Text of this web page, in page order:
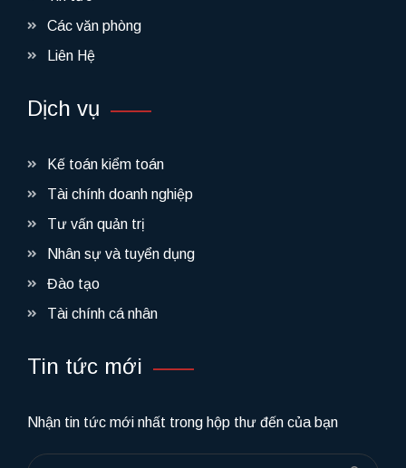
Các văn phòng
Liên Hệ
Dịch vụ
Kế toán kiểm toán
Tài chính doanh nghiệp
Tư vấn quản trị
Nhân sự và tuyển dụng
Đào tạo
Tài chính cá nhân
Tin tức mới
Nhận tin tức mới nhất trong hộp thư đến của bạn